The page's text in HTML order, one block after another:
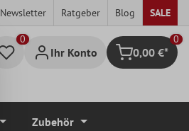
Newsletter Ratgeber Blog SALE
Ihr Konto Warenkorb
0
0,00 €*
Zubehör